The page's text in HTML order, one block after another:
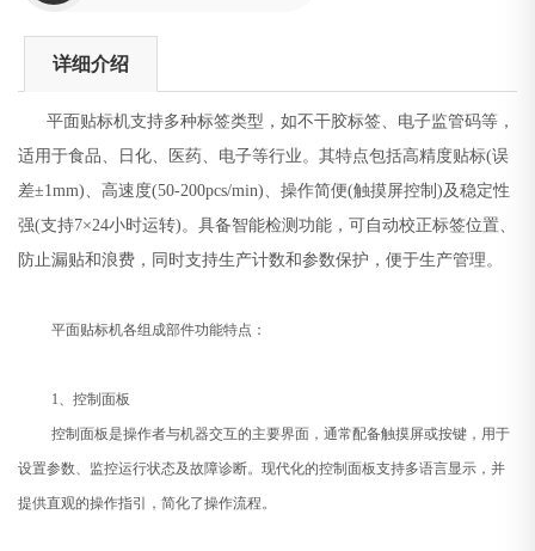
详细介绍
平面贴标机支持多种标签类型，如不干胶标签、电子监管码等，
适用于食品、日化、医药、电子等行业。其特点包括高精度贴标(误
差±1mm)、高速度(50-200pcs/min)、操作简便(触摸屏控制)及稳定性
强(支持7×24小时运转)。具备智能检测功能，可自动校正标签位置、
防止漏贴和浪费，同时支持生产计数和参数保护，便于生产管理。
平面贴标机各组成部件功能特点：
1、控制面板
控制面板是操作者与机器交互的主要界面，通常配备触摸屏或按键，用于
设置参数、监控运行状态及故障诊断。现代化的控制面板支持多语言显示，并
提供直观的操作指引，简化了操作流程。